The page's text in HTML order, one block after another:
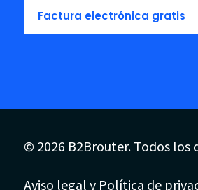
Factura electrónica gratis
© 2026 B2Brouter. Todos los
Aviso legal y Política de